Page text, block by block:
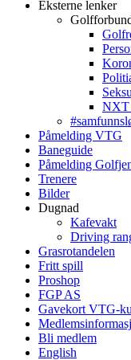
Eksterne lenker
Påmelding VTG
Baneguide
Påmelding
Trenere
Bilder
Dugnad
Kafevakt
Driving
Grasrotandelen
Fritt spill
Proshop
FGP AS
Gavekort VTG-
Bli medlem
English